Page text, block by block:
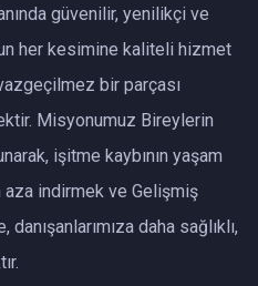
güvenilir, yenilikçi ve
her kesimine kaliteli hizmet
bir parçası
Misyonumuz Bireylerin
işitme kaybının yaşam
indirmek ve Gelişmiş
daha sağlıklı,